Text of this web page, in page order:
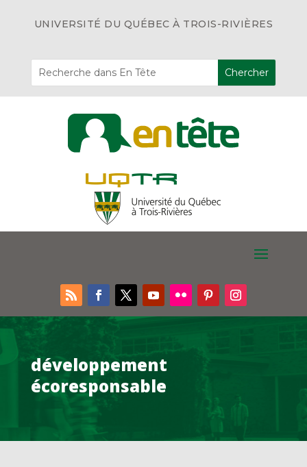
UNIVERSITÉ DU QUÉBEC À TROIS-RIVIÈRES
développement
écoresponsable